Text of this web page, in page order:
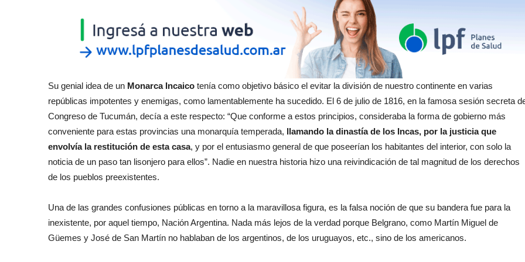
Su genial idea de un Monarca Incaico tenía como objetivo básico el evitar la división de nuestro continente en varias
repúblicas impotentes y enemigas, como lamentablemente ha sucedido. El 6 de julio de 1816, en la famosa sesión secreta
Congreso de Tucumán, decía a este respecto: “Que conforme a estos principios, consideraba la forma de gobierno más
conveniente para estas provincias una monarquía temperada, llamando la dinastía de los Incas, por la justicia que
envolvía la restitución de esta casa, y por el entusiasmo general de que poseerían los habitantes del interior, con solo la
noticia de un paso tan lisonjero para ellos”. Nadie en nuestra historia hizo una reivindicación de tal magnitud de los derechos
de los pueblos preexistentes.
Una de las grandes confusiones públicas en torno a la maravillosa figura, es la falsa noción de que su bandera fue para la
inexistente, por aquel tiempo, Nación Argentina. Nada más lejos de la verdad porque Belgrano, como Martín Miguel de
Güemes y José de San Martín no hablaban de los argentinos, de los uruguayos, etc., sino de los americanos.